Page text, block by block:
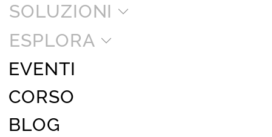
SOLUZIONI
ESPLORA
EVENTI
CORSO
BLOG